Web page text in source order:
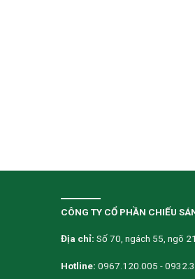
CÔNG TY CỔ PHẦN CHIẾU
Địa chỉ: Số 70, ngách 55, ngõ
Hotline: 0967.120.005 -